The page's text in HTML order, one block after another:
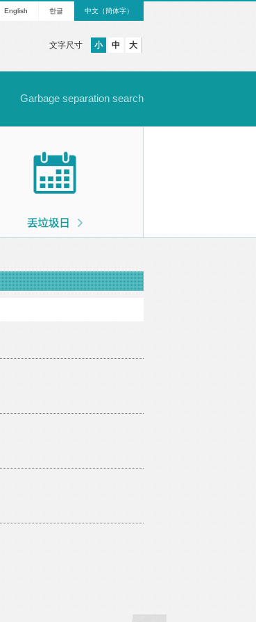
English 한글 中文（簡体字）
文字尺寸 小 中 大
Garbage separation search